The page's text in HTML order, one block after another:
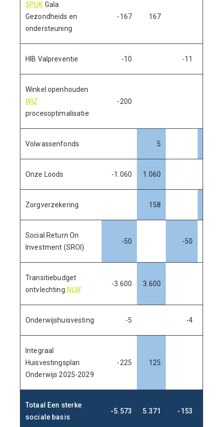
SPUK Gala
Gezondheids en
ondersteuning
-167 167
HIB Valpreventie -10 -11
Winkel openhouden
WIZ
procesoptimalisatie
-200
Volwassenfonds 5
Onze Loods -1.060 1.060
Zorgverzekering 158
Social Return On
Investment (SROI)
-50 -50
Transitiebudget
ontvlechting NLW
-3.600 3.600
Onderwijshuisvesting -5 -4
Integraal
Huisvestingsplan
Onderwijs 2025-2029
-225 125
Totaal Een sterke
sociale basis
-5.573 5.371 -153